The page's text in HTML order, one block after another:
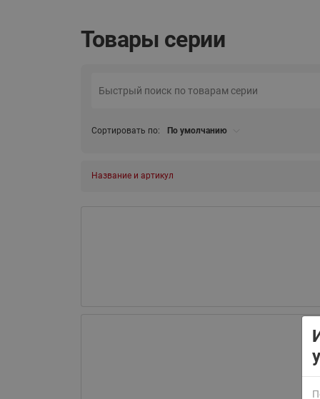
Товары серии
Сортировать по: По умолчанию
Название и артикул